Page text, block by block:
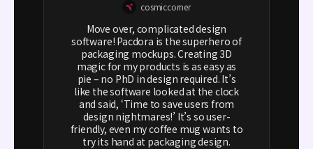
cosmiccorner
Move over, complicated design
software! Pacdora is the superhero of
packaging mockups. Creating 3D
magic for my products is as easy as
pie – no PhD in design required. It’s
like the software looked at the clock
and said, ‘Time to save users from
design nightmares!’ It’s so user-
friendly, even my coffee mug wants to
try its hand at packaging design.